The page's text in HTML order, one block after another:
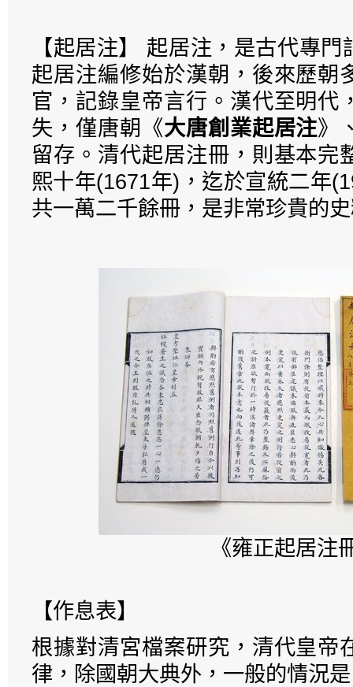
【起居注】 起居注，是古代專
起居注編修始於漢朝，後來歷朝
官，記錄皇帝言行。漢代至明代
失，僅唐朝《大唐創業起居注》
留存。清代起居注冊，則基本完
熙十年(1671年)，迄於宣統二年
共一萬二千餘冊，是非常珍貴的
《雍正起居注
【作息表】
根據對清宮檔案研究，清代皇帝
律，除國朝大典外，一般的情況